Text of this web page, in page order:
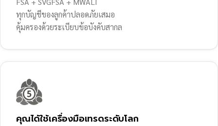
ทุกบัญชีของลูกค้าปลอดภัยเสมอ
คุ้มครองด้วยระเบียบข้อบังคับสากล
คุณได้ใช้เครื่องมือเทรดระดับโลก